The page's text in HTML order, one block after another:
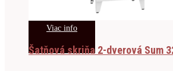
Viac info
Šatňová skriňa 2-dverová Sum